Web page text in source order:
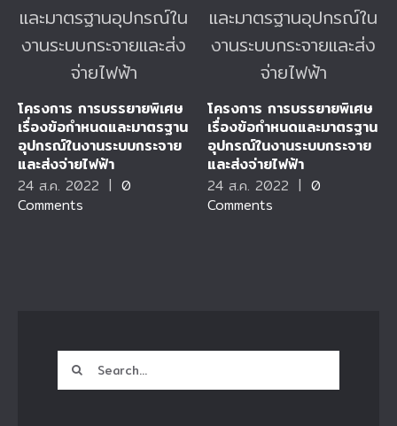
โครงการ การบรรยายพิเศษ
เรื่องข้อกำหนดและมาตรฐาน
อุปกรณ์ในงานระบบกระจาย
และส่งจ่ายไฟฟ้า
24 ส.ค. 2022 | 0
Comments
โครงการ การบรรยายพิเศษ
เรื่องข้อกำหนดและมาตรฐาน
อุปกรณ์ในงานระบบกระจาย
และส่งจ่ายไฟฟ้า
24 ส.ค. 2022 | 0
Comments
Search
for: